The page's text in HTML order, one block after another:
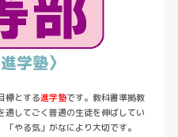
学塾〉
標とする進学塾です。教科書準拠教
してごく普通の生徒を伸ばしてい
やる気」がなにより大切です。